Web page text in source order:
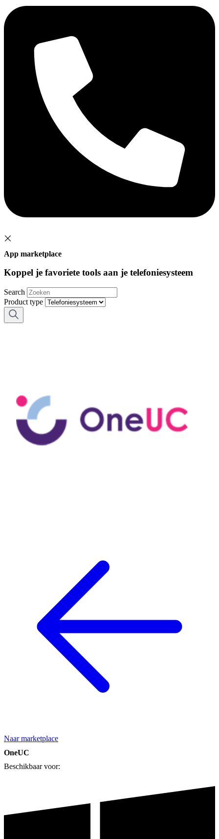
App marketplace
Koppel je favoriete tools aan je telefoniesysteem
Search
Product type
Naar marketplace
OneUC
Beschikbaar voor: